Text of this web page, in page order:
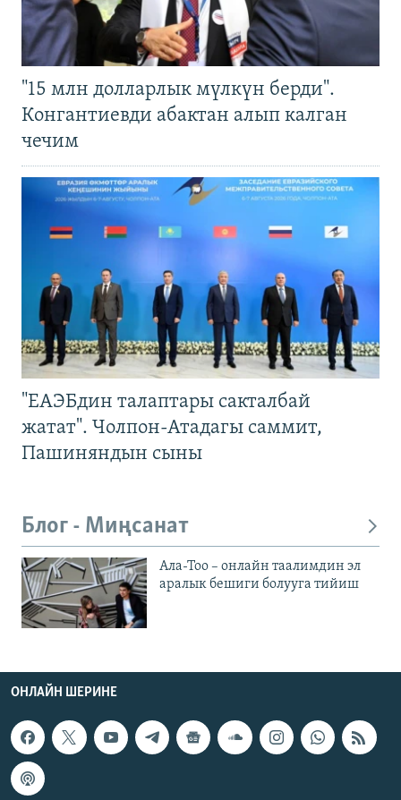
"15 млн долларлык мүлкүн берди".
Конгантиевди абактан алып калган
чечим
"ЕАЭБдин талаптары сакталбай
жатат". Чолпон-Атадагы саммит,
Пашиняндын сыны
Блог - Миңсанат
Ала-Тоо – онлайн таалимдин эл
аралык бешиги болууга тийиш
ОНЛАЙН ШЕРИНЕ